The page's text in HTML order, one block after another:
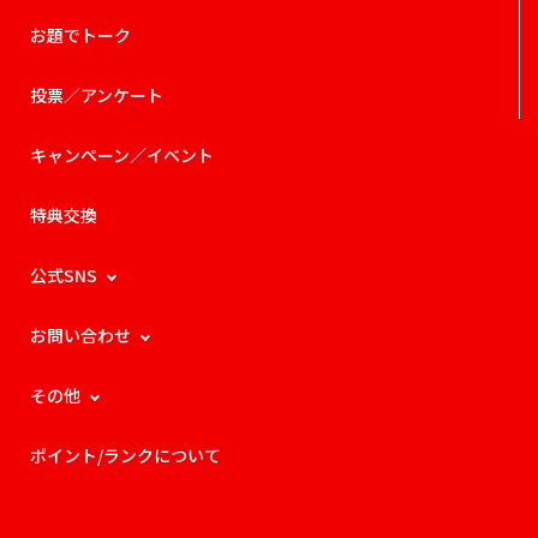
お題でトーク
投票／アンケート
キャンペーン／イベント
特典交換
公式SNS
お問い合わせ
その他
ポイント/ランクについて